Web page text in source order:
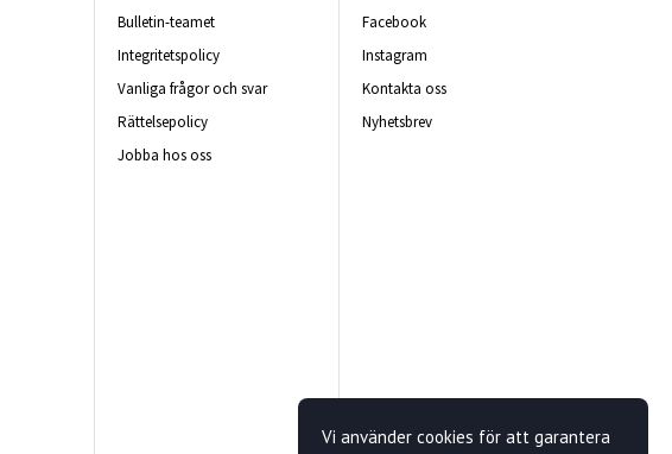
Bulletin-teamet
Integritetspolicy
Vanliga frågor och svar
Rättelsepolicy
Jobba hos oss
Facebook
Instagram
Kontakta oss
Nyhetsbrev
Vi använder cookies för att garantera